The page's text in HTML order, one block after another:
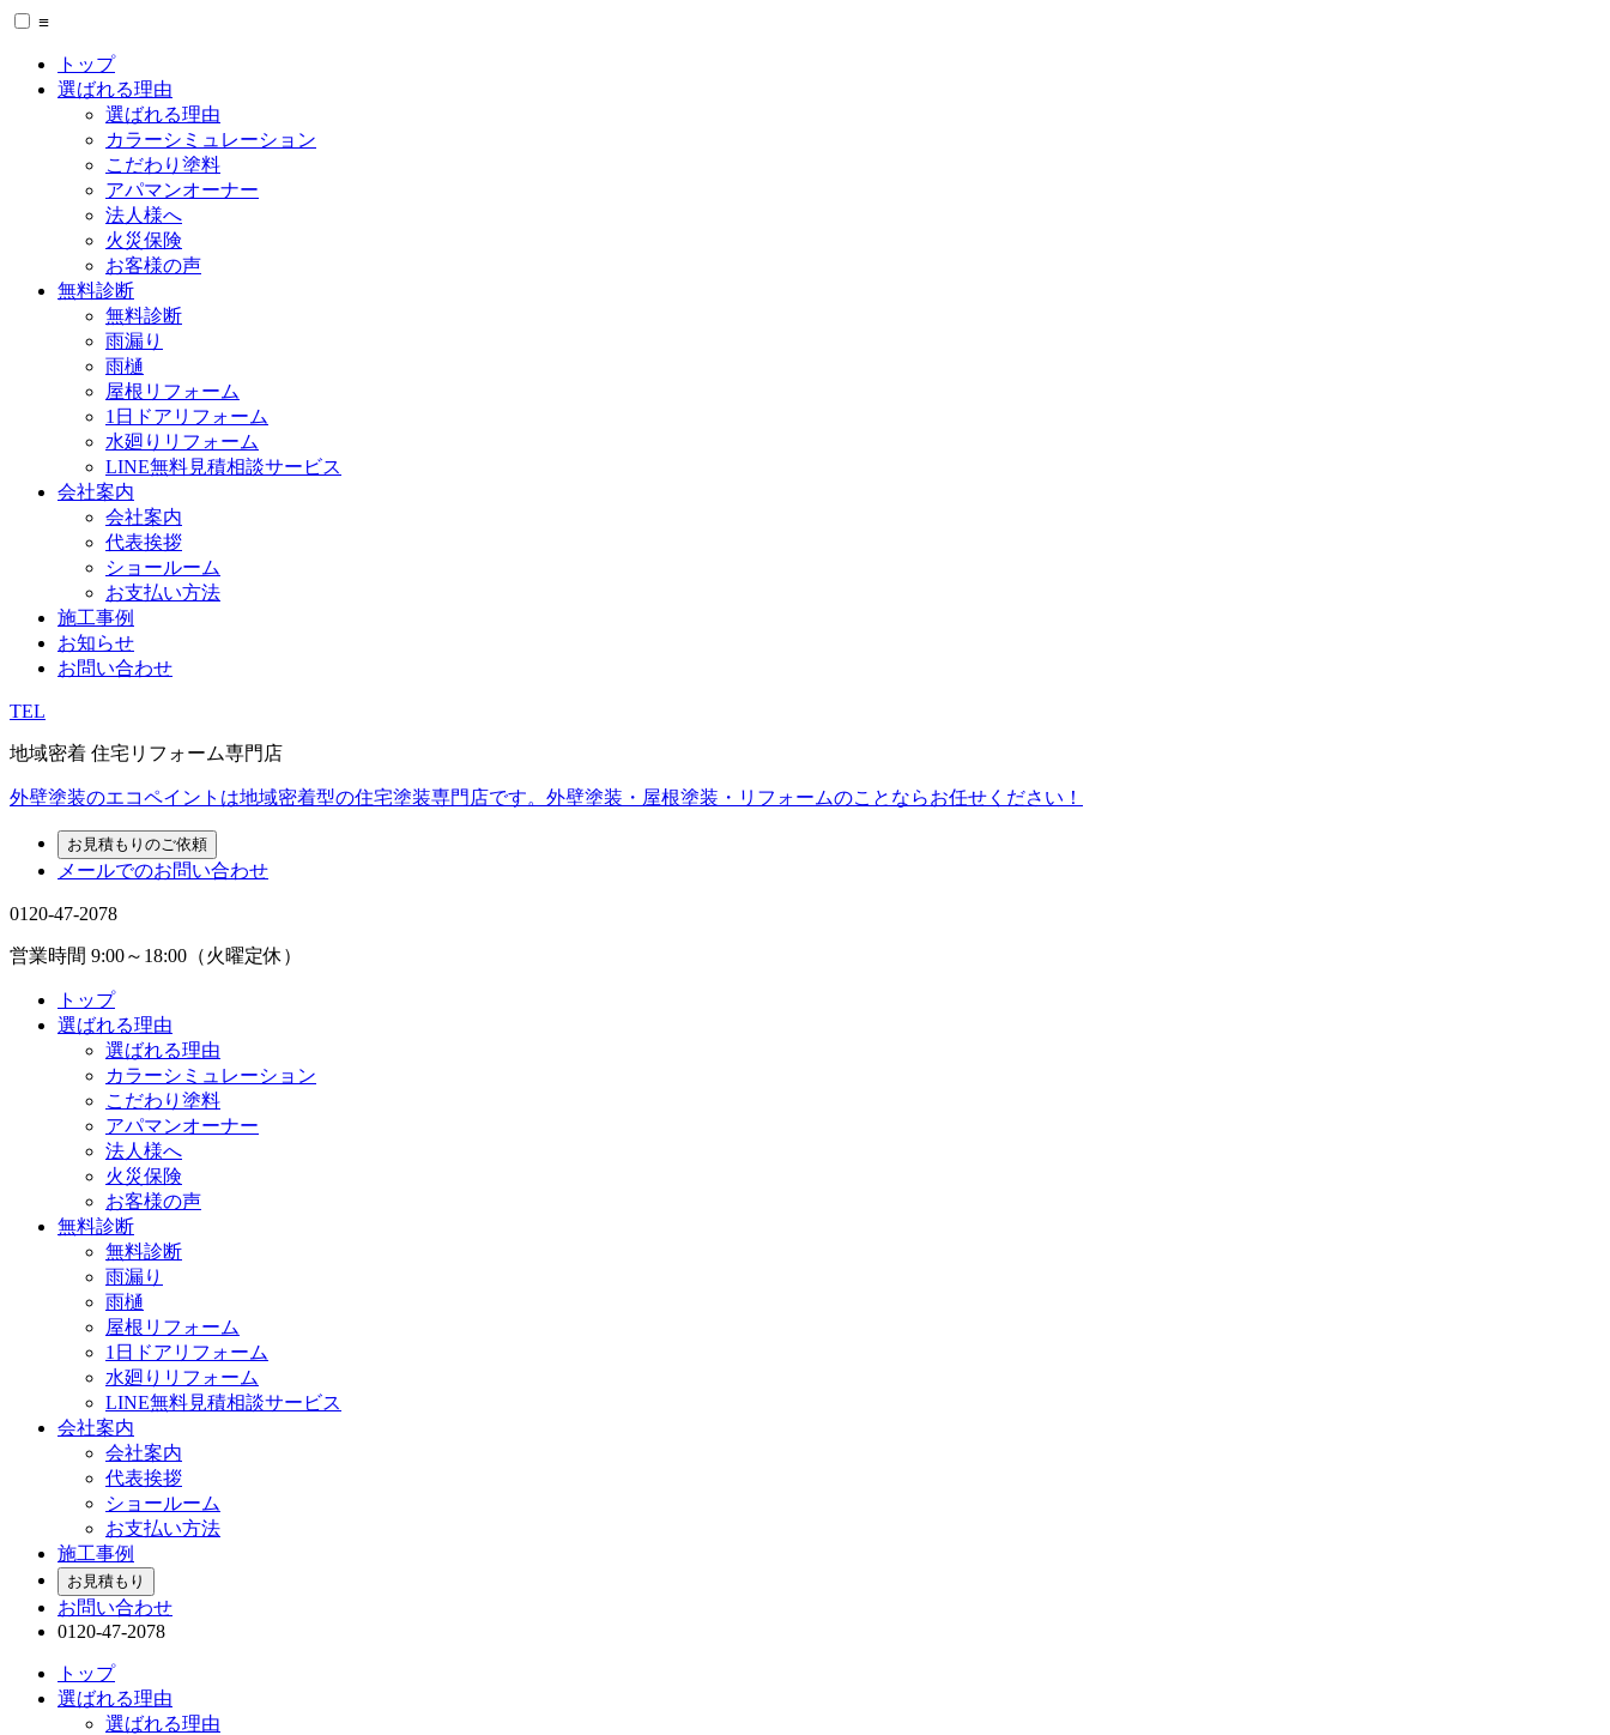
≡
トップ
選ばれる理由
選ばれる理由
カラーシミュレーション
こだわり塗料
アパマンオーナー
法人様へ
火災保険
お客様の声
無料診断
無料診断
雨漏り
雨樋
屋根リフォーム
1日ドアリフォーム
水廻りリフォーム
LINE無料見積相談サービス
会社案内
会社案内
代表挨拶
ショールーム
お支払い方法
施工事例
お知らせ
お問い合わせ
TEL
地域密着 住宅リフォーム専門店
外壁塗装のエコペイントは地域密着型の住宅塗装専門店です。外壁塗装・屋根塗装・リフォームのことならお任せください！
お見積もりのご依頼
メールでのお問い合わせ
0120-47-2078
営業時間 9:00～18:00（火曜定休）
トップ
選ばれる理由
選ばれる理由
カラーシミュレーション
こだわり塗料
アパマンオーナー
法人様へ
火災保険
お客様の声
無料診断
無料診断
雨漏り
雨樋
屋根リフォーム
1日ドアリフォーム
水廻りリフォーム
LINE無料見積相談サービス
会社案内
会社案内
代表挨拶
ショールーム
お支払い方法
施工事例
お見積もり
お問い合わせ
0120-47-2078
トップ
選ばれる理由
選ばれる理由